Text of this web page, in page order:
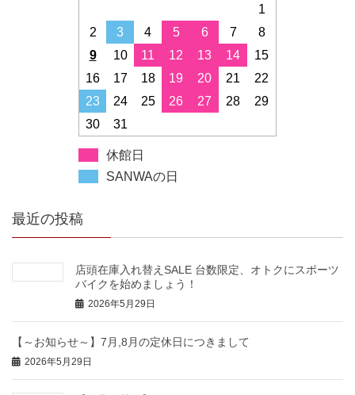
1
2
3 4 5 6 7
8
9
10 11 12 13 14
15
16
17 18 19 20 21
22
23
24 25 26 27 28
29
30
31
休館日
SANWAの日
最近の投稿
店頭在庫入れ替えSALE 台数限定、オトクにスポーツ
バイクを始めましょう！
2026年5月29日
【～お知らせ～】7月,8月の定休日につきまして
2026年5月29日